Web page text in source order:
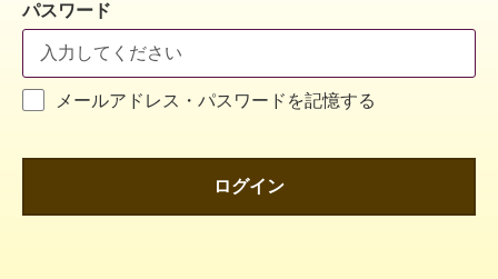
パスワード
メールアドレス・パスワードを記憶する
ログイン